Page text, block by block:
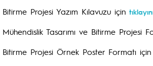
Bitirme Projesi Yazım Kılavuzu için
Mühendislik Tasarımı ve Bitirme Projesi
Bitirme Projesi Örnek Poster Formatı için